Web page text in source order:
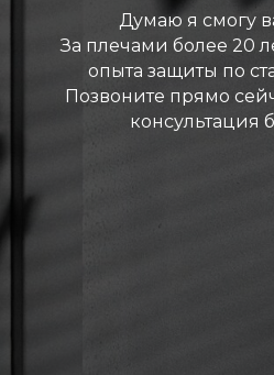
Думаю я смогу
За плечами более 20
опыта защиты по
Позвоните прямо
консультация